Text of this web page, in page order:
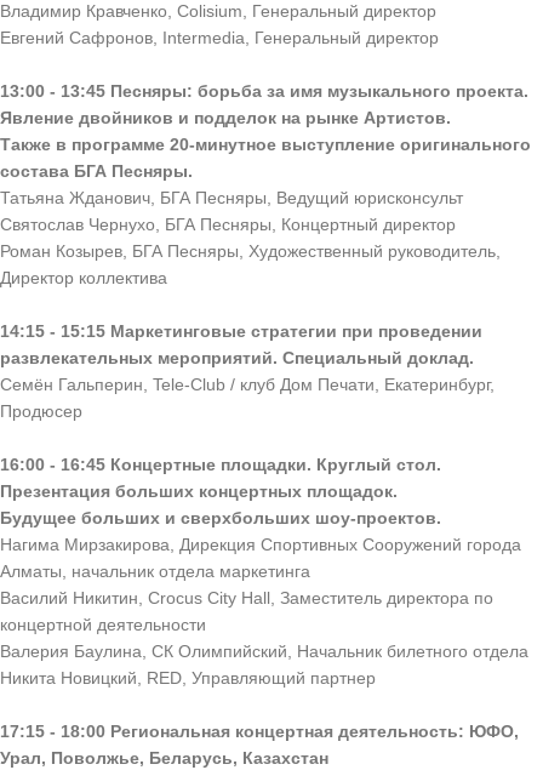
Владимир Кравченко, Colisium, Генеральный директор
Евгений Сафронов, Intermedia, Генеральный директор
13:00 - 13:45 Песняры: борьба за имя музыкального проекта.
Явление двойников и подделок на рынке Артистов.
Также в программе 20-минутное выступление оригинального
состава БГА Песняры.
Татьяна Жданович, БГА Песняры, Ведущий юрисконсульт
Святослав Чернухо, БГА Песняры, Концертный директор
Роман Козырев, БГА Песняры, Художественный руководитель,
Директор коллектива
14:15 - 15:15 Маркетинговые стратегии при проведении
развлекательных мероприятий. Специальный доклад.
Семён Гальперин, Tele-Club / клуб Дом Печати, Екатеринбург,
Продюсер
16:00 - 16:45 Концертные площадки. Круглый стол.
Презентация больших концертных площадок.
Будущее больших и сверхбольших шоу-проектов.
Нагима Мирзакирова, Дирекция Спортивных Сооружений города
Алматы, начальник отдела маркетинга
Василий Никитин, Crocus City Hall, Заместитель директора по
концертной деятельности
Валерия Баулина, СК Олимпийский, Начальник билетного отдела
Никита Новицкий, RED, Управляющий партнер
17:15 - 18:00 Региональная концертная деятельность: ЮФО,
Урал, Поволжье, Беларусь, Казахстан